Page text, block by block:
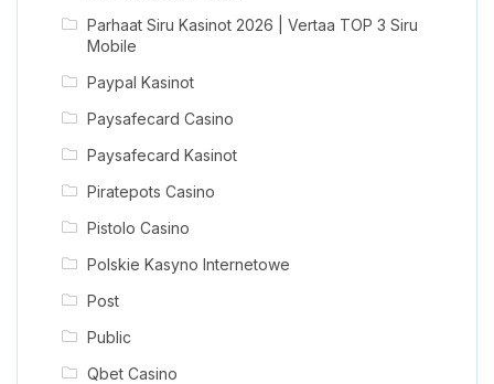
Parhaat Siru Kasinot 2026 | Vertaa TOP 3 Siru
Mobile
Paypal Kasinot
Paysafecard Casino
Paysafecard Kasinot
Piratepots Casino
Pistolo Casino
Polskie Kasyno Internetowe
Post
Public
Qbet Casino